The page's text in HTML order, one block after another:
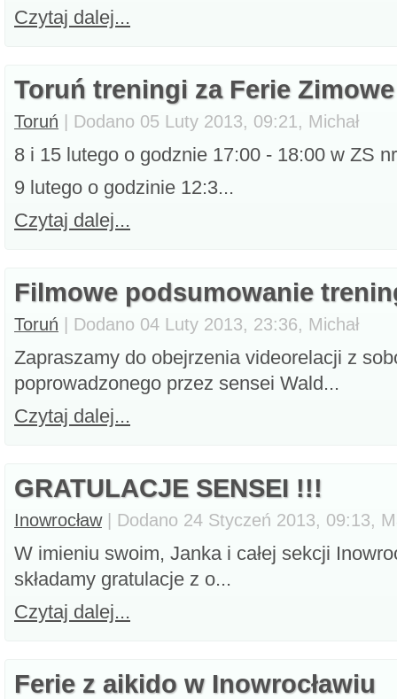
Czytaj dalej...
Toruń treningi za Ferie Zimowe
Toruń | Dodano 05 Luty 2013, 09:21, Michał
8 i 15 lutego o godznie 17:00 - 18:00 w ZS
9 lutego o godzinie 12:3...
Czytaj dalej...
Filmowe podsumowanie
Toruń | Dodano 04 Luty 2013, 23:36, Michał
Zapraszamy do obejrzenia videorelacji z
poprowadzonego przez sensei Wald...
Czytaj dalej...
GRATULACJE SENSEI !!!
Inowrocław| Dodano 24 Styczeń 2013, 09:13,
W imieniu swoim, Janka i całej sekcji
składamy gratulacje z o...
Czytaj dalej...
Ferie z aikido w Inowrocławiu